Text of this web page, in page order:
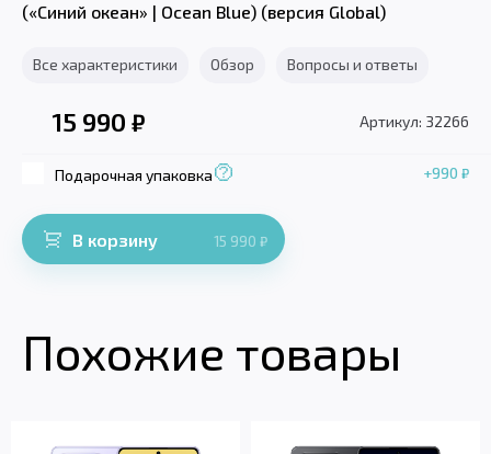
(«Cиний океан» | Ocean Blue) (версия Global)
Все характеристики Обзор Вопросы и ответы
15 990 ₽ Артикул: 32266
Подарочная упаковка +990 ₽
В корзину 15 990 ₽
Похожие товары